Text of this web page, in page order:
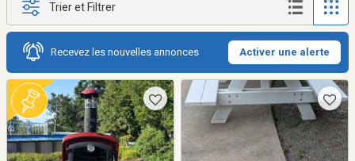
Trier et Filtrer
Recevez les nouvelles annonces Activer une alerte